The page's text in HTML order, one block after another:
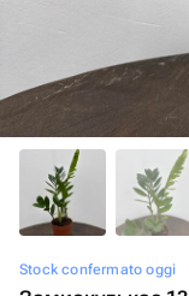
Stock confermato oggi